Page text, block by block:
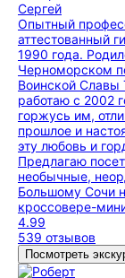
Сергей
Опытный
аттестованный
1990 года.
Черноморском
Воинской Славы
работаю с 2002
горжусь им,
прошлое и
эту любовь и
Предлагаю
необычные,
Большому Сочи
кроссовере-
4.99
539 отзывов
Посмотреть